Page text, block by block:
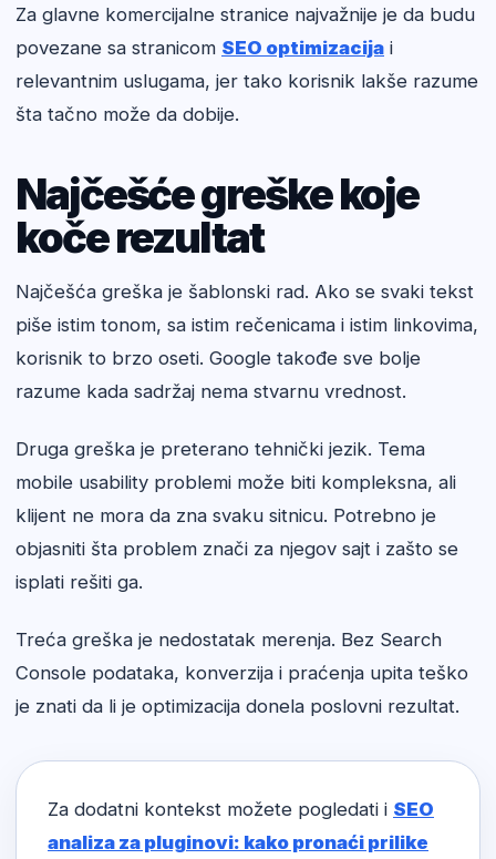
Za glavne komercijalne stranice najvažnije je da budu
povezane sa stranicom SEO optimizacija i
relevantnim uslugama, jer tako korisnik lakše razume
šta tačno može da dobije.
Najčešće greške koje
koče rezultat
Najčešća greška je šablonski rad. Ako se svaki tekst
piše istim tonom, sa istim rečenicama i istim linkovima,
korisnik to brzo oseti. Google takođe sve bolje
razume kada sadržaj nema stvarnu vrednost.
Druga greška je preterano tehnički jezik. Tema
mobile usability problemi može biti kompleksna, ali
klijent ne mora da zna svaku sitnicu. Potrebno je
objasniti šta problem znači za njegov sajt i zašto se
isplati rešiti ga.
Treća greška je nedostatak merenja. Bez Search
Console podataka, konverzija i praćenja upita teško
je znati da li je optimizacija donela poslovni rezultat.
Za dodatni kontekst možete pogledati i SEO
analiza za pluginovi: kako pronaći prilike